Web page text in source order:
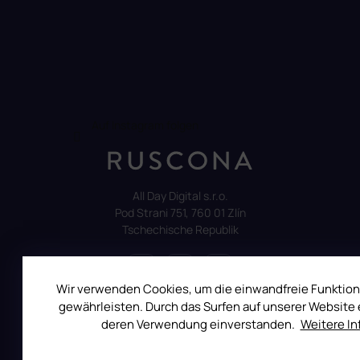
Wir verwenden Cookies, um die einwandfreie
gewährleisten. Durch das Surfen auf unserer Website
deren Verwendung einverstanden. Weitere
All Day Digital s.r.o.
Pod Strani 751, 760 01 Zlín
Tschechische Republik
ALLES ÜBER DEN EINKAUF